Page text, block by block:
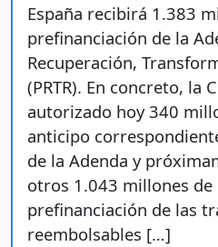
España recibirá 1.383
prefinanciación de la
Recuperación,
(PRTR). En concreto, la
autorizado hoy 340
anticipo
de la Adenda y
otros 1.043 millones de
prefinanciación de las
reembolsables […]